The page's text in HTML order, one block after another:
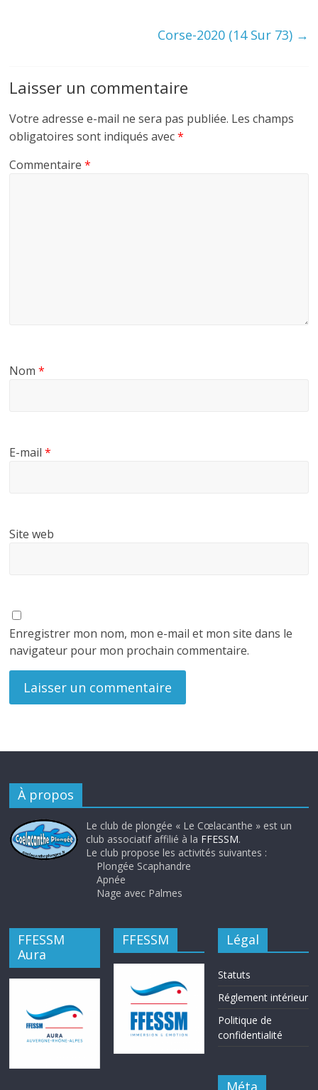
Corse-2020 (14 Sur 73) →
Laisser un commentaire
Votre adresse e-mail ne sera pas publiée. Les champs
obligatoires sont indiqués avec*
Commentaire*
Nom*
E-mail*
Site web
Enregistrer mon nom, mon e-mail et mon site dans le
navigateur pour mon prochain commentaire.
À propos
Le club de plongée « Le Cœlacanthe » est un
club associatif affilié à la FFESSM.
Le club propose les activités suivantes :
Plongée Scaphandre
Apnée
Nage avec Palmes
FFESSM
Aura
FFESSM Légal
Statuts
Réglement intérieur
Politique de
confidentialité
Méta